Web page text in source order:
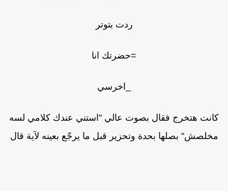
ردت بتوتر
=حضرتك انا
_اخرسي
كانت هتخرج فقال بصوت عالي "استني عندك كلامي لسه
مخلصش" بصلها بحدة وتحزير قبل ما يرجّع بعينه لآية قال